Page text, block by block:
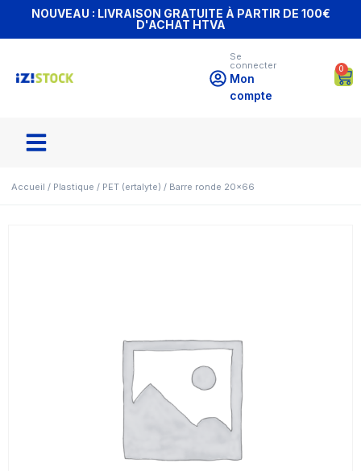
NOUVEAU : LIVRAISON GRATUITE À PARTIR DE 100€
D'ACHAT HTVA
Se
connecter
Mon
compte
0
Accueil / Plastique / PET (ertalyte) / Barre ronde 20×66